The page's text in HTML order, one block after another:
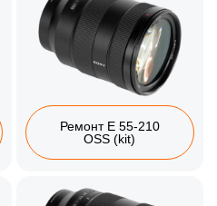
Ремонт E 55‑210
OSS (kit)